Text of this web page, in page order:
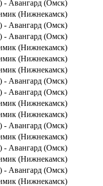
- Авангард (Омск)
(Нижнекамск)
- Авангард (Омск)
- Авангард (Омск)
(Нижнекамск)
(Нижнекамск)
(Нижнекамск)
- Авангард (Омск)
- Авангард (Омск)
(Нижнекамск)
(Нижнекамск)
- Авангард (Омск)
(Нижнекамск)
- Авангард (Омск)
(Нижнекамск)
- Авангард (Омск)
(Нижнекамск)